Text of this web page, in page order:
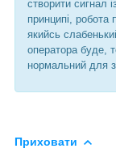
створити сигнал
принципі,
якийсь
оператора буде,
нормальний для
Приховати